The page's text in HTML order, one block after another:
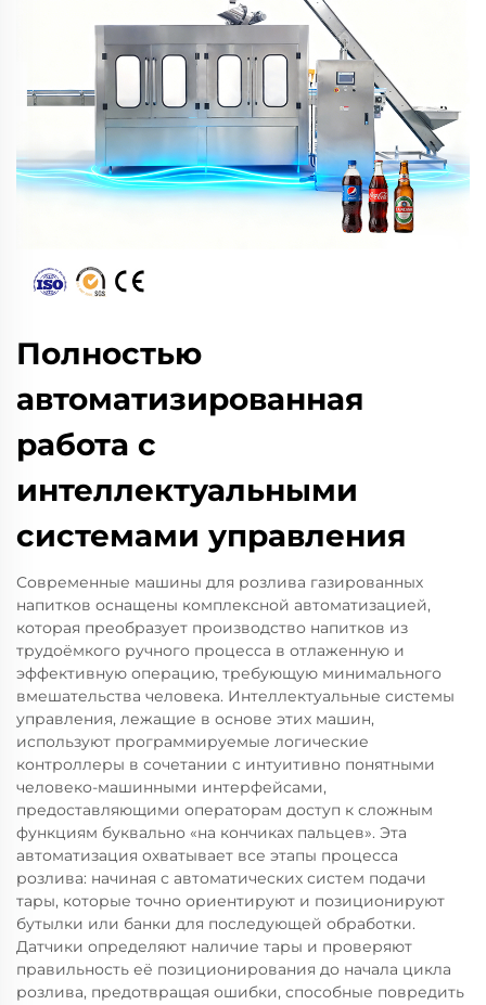
Полностью
автоматизированная
работа с
интеллектуальными
системами управления
Современные машины для розлива газированных
напитков оснащены комплексной автоматизацией,
которая преобразует производство напитков из
трудоёмкого ручного процесса в отлаженную и
эффективную операцию, требующую минимального
вмешательства человека. Интеллектуальные системы
управления, лежащие в основе этих машин,
используют программируемые логические
контроллеры в сочетании с интуитивно понятными
человеко-машинными интерфейсами,
предоставляющими операторам доступ к сложным
функциям буквально «на кончиках пальцев». Эта
автоматизация охватывает все этапы процесса
розлива: начиная с автоматических систем подачи
тары, которые точно ориентируют и позиционируют
бутылки или банки для последующей обработки.
Датчики определяют наличие тары и проверяют
правильность её позиционирования до начала цикла
розлива, предотвращая ошибки, способные повредить